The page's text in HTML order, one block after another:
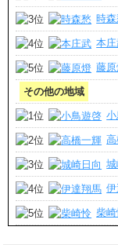
時
本
藤
その他の地域
城
柴